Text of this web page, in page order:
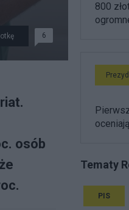
6
osób
800
Tematy
PIS